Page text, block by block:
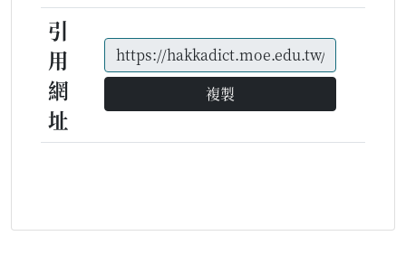
引
用
網
址
複製